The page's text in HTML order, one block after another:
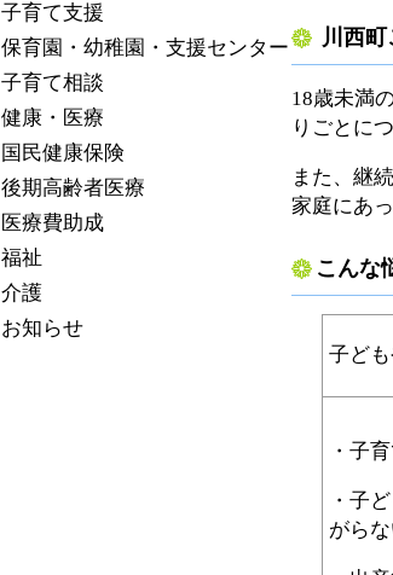
子育て支援
保育園・幼稚園・支援センター
子育て相談
健康・医療
国民健康保険
後期高齢者医療
医療費助成
福祉
介護
お知らせ
川西
18歳未満
りごとに
また、継
家庭にあ
こんな
子ど
・子
・子
がら